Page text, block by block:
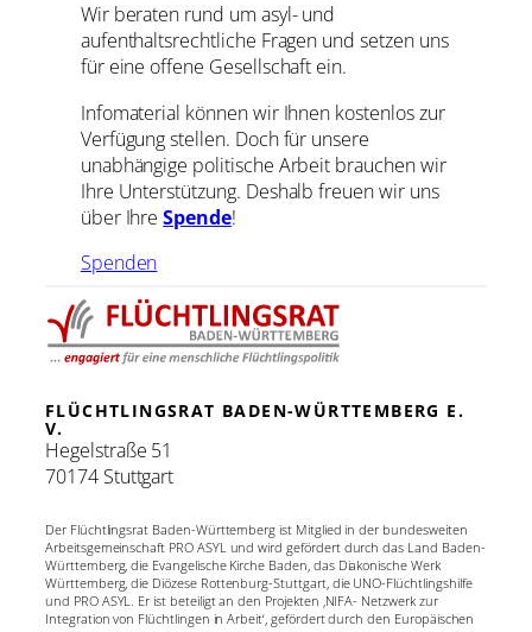
Wir beraten rund um asyl- und
aufenthaltsrechtliche Fragen und setzen uns
für eine offene Gesellschaft ein.
Infomaterial können wir Ihnen kostenlos zur
Verfügung stellen. Doch für unsere
unabhängige politische Arbeit brauchen wir
Ihre Unterstützung. Deshalb freuen wir uns
über IhreSpende!
Spenden
FLÜCHTLINGSRAT BADEN-WÜRTTEMBERG E.
V.
Hegelstraße 51
70174 Stuttgart
Der Flüchtlingsrat Baden-Württemberg ist Mitglied in der bundesweiten
Arbeitsgemeinschaft PRO ASYL und wird gefördert durch das Land Baden-
Württemberg, die Evangelische Kirche Baden, das Diakonische Werk
Württemberg, die Diözese Rottenburg-Stuttgart, die UNO-Flüchtlingshilfe
und PRO ASYL. Er ist beteiligt an den Projekten ‚NIFA- Netzwerk zur
Integration von Flüchtlingen in Arbeit‘, gefördert durch den Europäischen